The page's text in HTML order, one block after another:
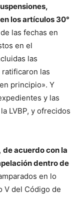
los artículos 30°
las fechas en
en el
las
las
principio». Y
y las
LVBP, y ofrecidos
de acuerdo con la
dentro de
en lo
V del Código de